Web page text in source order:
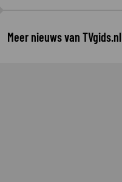
Meer nieuws van TVgids.nl